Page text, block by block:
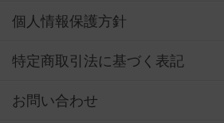
個人情報保護方針
特定商取引法に基づく表記
お問い合わせ